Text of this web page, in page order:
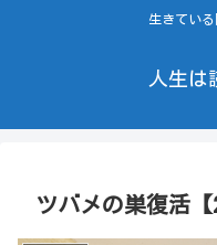
生きてい
人生は
ツバメの巣復活【